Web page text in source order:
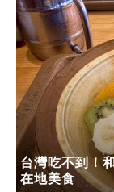
台灣吃不到！
在地美食